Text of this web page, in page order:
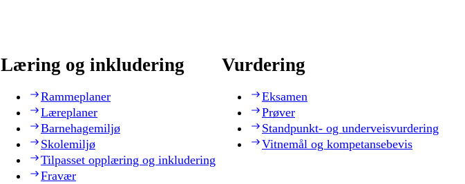
Læring og inkludering
Rammeplaner
Læreplaner
Barnehagemiljø
Skolemiljø
Tilpasset opplæring og inkludering
Fravær
Vurdering
Eksamen
Prøver
Standpunkt- og underveisvurdering
Vitnemål og kompetansebevis